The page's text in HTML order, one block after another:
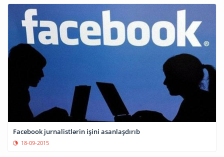
Facebook jurnalistlərin işini asanlaşdırıb
18-09-2015